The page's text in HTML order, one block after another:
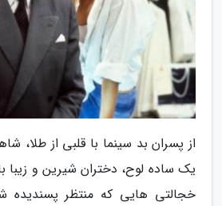
از پسران بد سینما با قلبی از طلا،
یک ساده لوح، دختران شیرین و زیبا
خجالتی هایی که منتظر